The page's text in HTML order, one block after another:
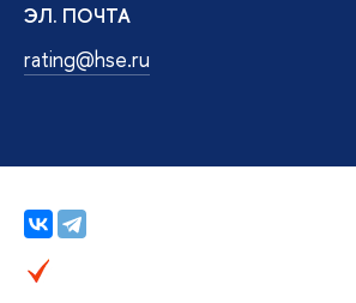
ЭЛ. ПОЧТА
rating@hse.ru